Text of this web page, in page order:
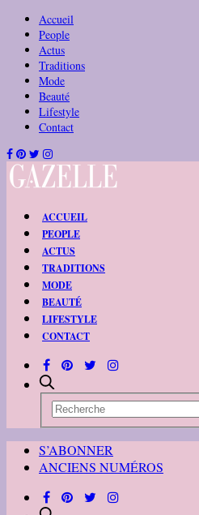
Accueil
People
Actus
Traditions
Mode
Beauté
Lifestyle
Contact
ACCUEIL
PEOPLE
ACTUS
TRADITIONS
MODE
BEAUTÉ
LIFESTYLE
CONTACT
S’ABONNER
ANCIENS NUMÉROS